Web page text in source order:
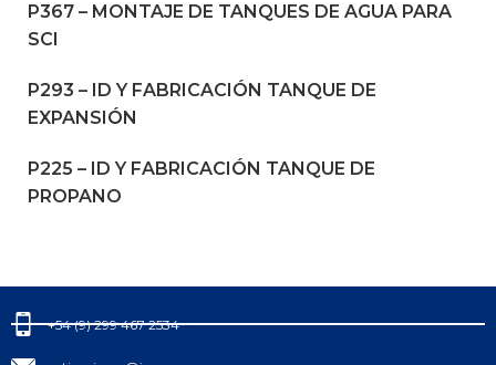
P367 – MONTAJE DE TANQUES DE AGUA PARA
SCI
P293 – ID Y FABRICACIÓN TANQUE DE
EXPANSIÓN
P225 – ID Y FABRICACIÓN TANQUE DE
PROPANO
+54 (9) 299 467 2534